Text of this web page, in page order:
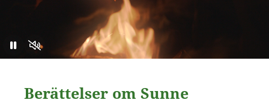
Berättelser om Sunne